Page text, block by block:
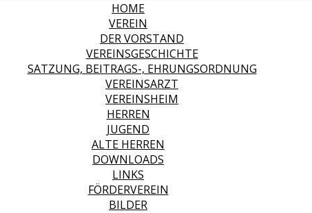
HOME
VEREIN
DER VORSTAND
VEREINSGESCHICHTE
SATZUNG, BEITRAGS-, EHRUNGSORDNUNG
VEREINSARZT
VEREINSHEIM
HERREN
JUGEND
ALTE HERREN
DOWNLOADS
LINKS
FÖRDERVEREIN
BILDER